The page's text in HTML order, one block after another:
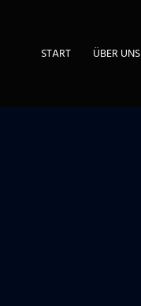
START ÜBER UNS